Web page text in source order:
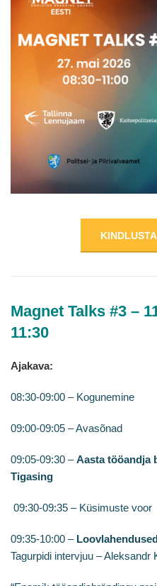
Magnet Talks #3 –
11:30
Ajakava:
08:30-09:00 – Kogunemine
09:00-09:05 – Avasõnad
09:05-09:30 –Aasta tööandja
Tigasing
09:30-09:35 – Küsimuste voor
09:35-10:00 –
Tagurpidi intervjuu – Aleksandr